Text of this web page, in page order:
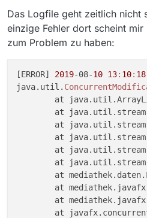
Das Logfile geht zeitlich nicht
einzige Fehler dort scheint mir
zum Problem zu haben:
[ERROR] 2019-08-10 13: 10:
java.util.
at
at
at
at
at
at
at
at
at
at